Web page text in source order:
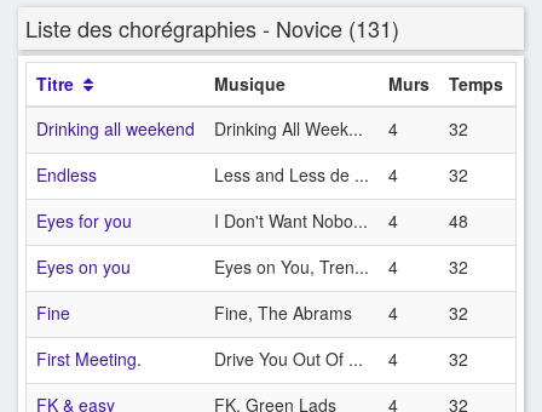
Liste des chorégraphies - Novice (131)
Titre Musique Murs
Temps
Drinking all weekend
Drinking All Week... 4
32
Endless
Less and Less de ... 4
32
Eyes for you
I Don't Want Nobo... 4
48
Eyes on you
Eyes on You, Tren... 4
32
Fine
Fine, The Abrams 4
32
First Meeting.
Drive You Out Of ... 4
32
FK & easy
FK, Green Lads 4 32